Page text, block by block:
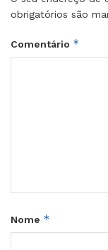
obrigatórios são
Comentário *
Nome *